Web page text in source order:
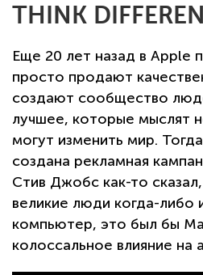
THINK
Еще 20 лет назад в Apple
просто продают
создают сообщество
лучшее, которые мыслят
могут изменить мир.
создана рекламная
Стив Джобс как-то
великие люди когда-либо
компьютер, это был бы
колоссальное влияние на